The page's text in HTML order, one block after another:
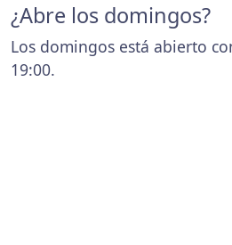
¿Abre los domingos?
Los domingos está abierto
19:00.